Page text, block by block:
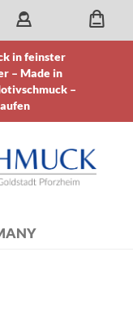
in feinster
– Made in
–